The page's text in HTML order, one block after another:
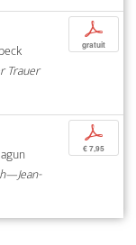
Trauer
p
gratuit
p
€ 7,95